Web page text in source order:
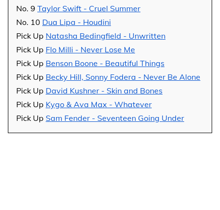
No. 9 Taylor Swift - Cruel Summer
No. 10 Dua Lipa - Houdini
Pick Up Natasha Bedingfield - Unwritten
Pick Up Flo Milli - Never Lose Me
Pick Up Benson Boone - Beautiful Things
Pick Up Becky Hill, Sonny Fodera - Never Be Alone
Pick Up David Kushner - Skin and Bones
Pick Up Kygo & Ava Max - Whatever
Pick Up Sam Fender - Seventeen Going Under